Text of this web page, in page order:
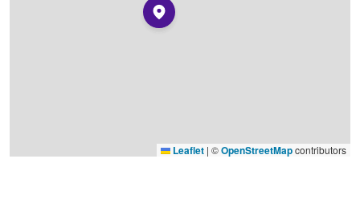
Leaflet | ©OpenStreetMapcontributors